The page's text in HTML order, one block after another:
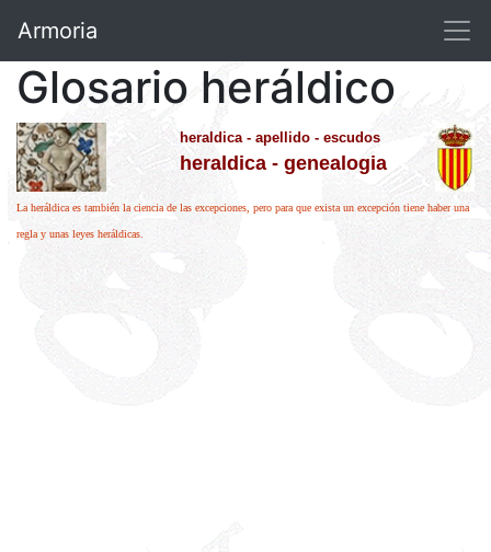
Armoria
Glosario heráldico
heraldica - apellido - escudos
heraldica - genealogia
La heráldica es también la ciencia de las excepciones, pero para que exista un excepción tiene haber una
regla y unas leyes heráldicas.